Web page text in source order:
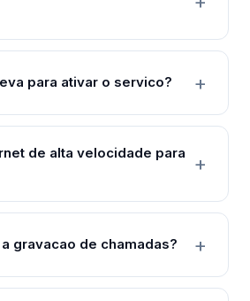
para ativar o servico?
de alta velocidade para
gravacao de chamadas?